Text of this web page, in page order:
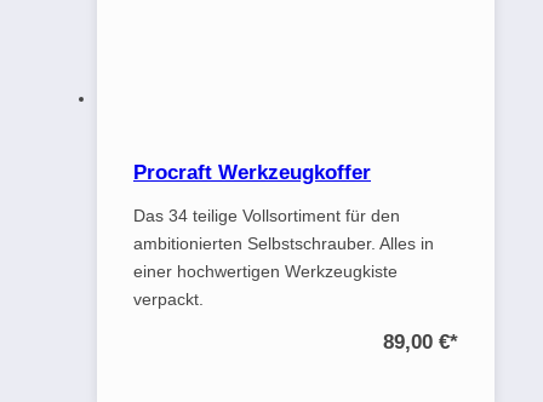
Procraft Werkzeugkoffer
Das 34 teilige Vollsortiment für den
ambitionierten Selbstschrauber. Alles in
einer hochwertigen Werkzeugkiste
verpackt.
89,00 €*